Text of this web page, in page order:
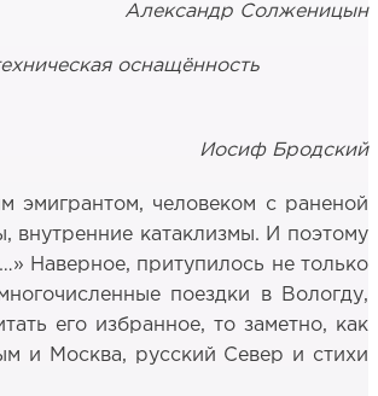
Александр Солженицын
оснащённость
Иосиф Бродский
человеком с раненой
внутренние катаклизмы. И поэтому
Наверное, притупилось не только
поездки в Вологду,
его избранное, то заметно, как
и Москва, русский Север и стихи